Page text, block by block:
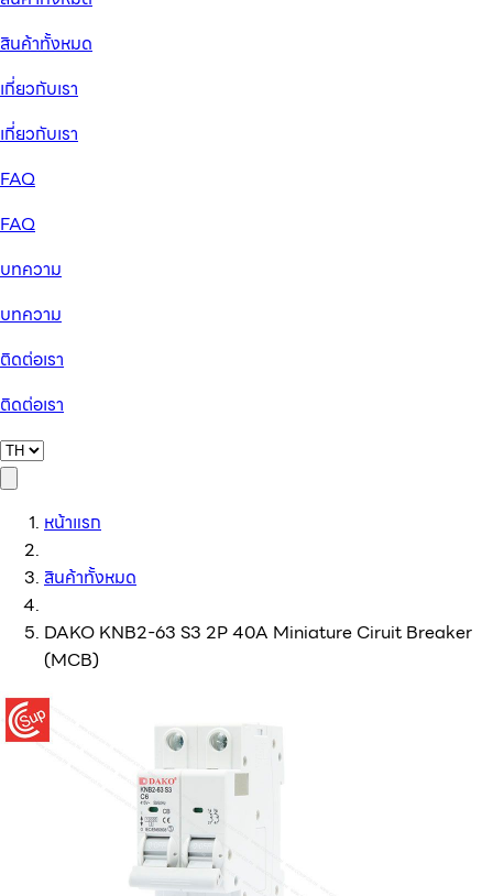
สินค้าทั้งหมด
เกี่ยวกับเรา
เกี่ยวกับเรา
FAQ
FAQ
บทความ
บทความ
ติดต่อเรา
ติดต่อเรา
หน้าแรก
สินค้าทั้งหมด
DAKO KNB2-63 S3 2P 40A Miniature Ciruit Breaker
(MCB)